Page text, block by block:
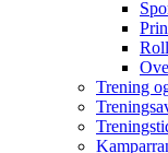
Trening